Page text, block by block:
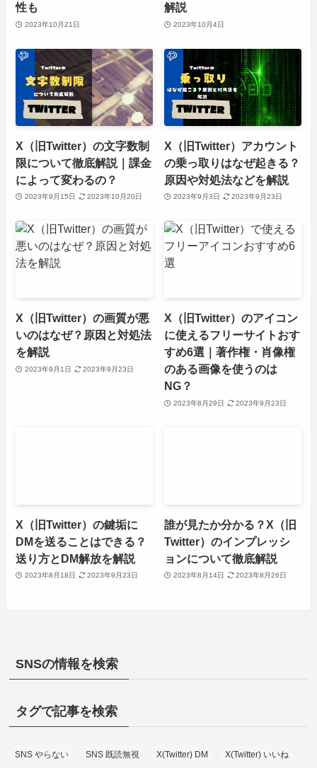
性も
2023年10月21日
解説
2023年10月4日
X（旧Twitter）の文字数制
限について徹底解説｜課金
によって変わるの？
2023年9月15日 2023年10月20日
X（旧Twitter）アカウント
の乗っ取りはなぜ起きる？
原因や対処法などを解説
2023年9月3日 2023年9月23日
X（旧Twitter）の画質が悪
いのはなぜ？原因と対処法
を解説
2023年9月1日 2023年9月23日
X（旧Twitter）のアイコン
に使えるフリーサイトおす
すめ6選｜著作権・肖像権
のある画像を使うのは
NG？
2023年8月29日 2023年9月23日
X（旧Twitter）の鍵垢に
DMを送ることはできる？
送り方とDM解放を解説
2023年8月18日 2023年9月23日
誰が見たか分かる？X（旧
Twitter）のインプレッシ
ョンについて徹底解説
2023年8月14日 2023年8月26日
SNSの情報を検索
タグで記事を検索
SNS やらない SNS 既読無視 X(Twitter) DM X(Twitter) いいね